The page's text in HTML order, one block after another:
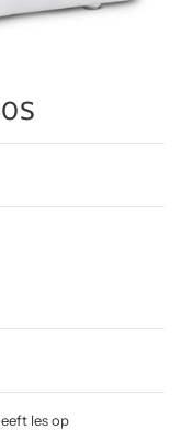
les op